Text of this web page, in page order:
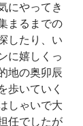
にやってき
まるまでの
したり、い
に嬉しくっ
地の奥卯辰
歩いていく
しゃいで大
任でしたが